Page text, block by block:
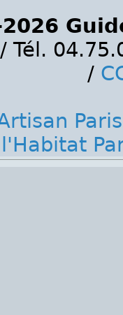
Tél.
/
Paris
l'Habitat